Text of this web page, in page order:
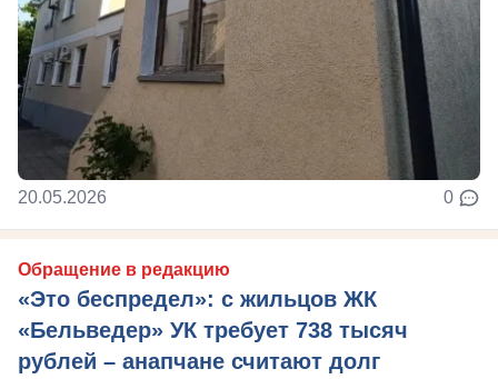
20.05.2026 0
Обращение в редакцию
«Это беспредел»: с жильцов ЖК
«Бельведер» УК требует 738 тысяч
рублей – анапчане считают долг